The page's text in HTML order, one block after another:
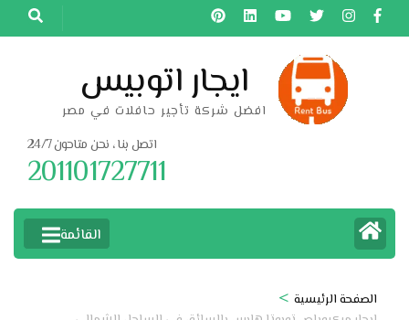
تخطى
إلى
ايجار اتوبيس
افضل شركة تأجير حافلات في مصر
اتصل بنا ، نحن متاحون 24/7
201101727711
القائمة
الصفحة الرئيسية >